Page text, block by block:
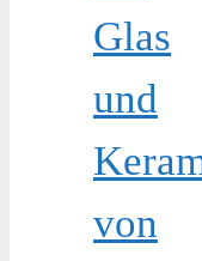
Glas
und
von